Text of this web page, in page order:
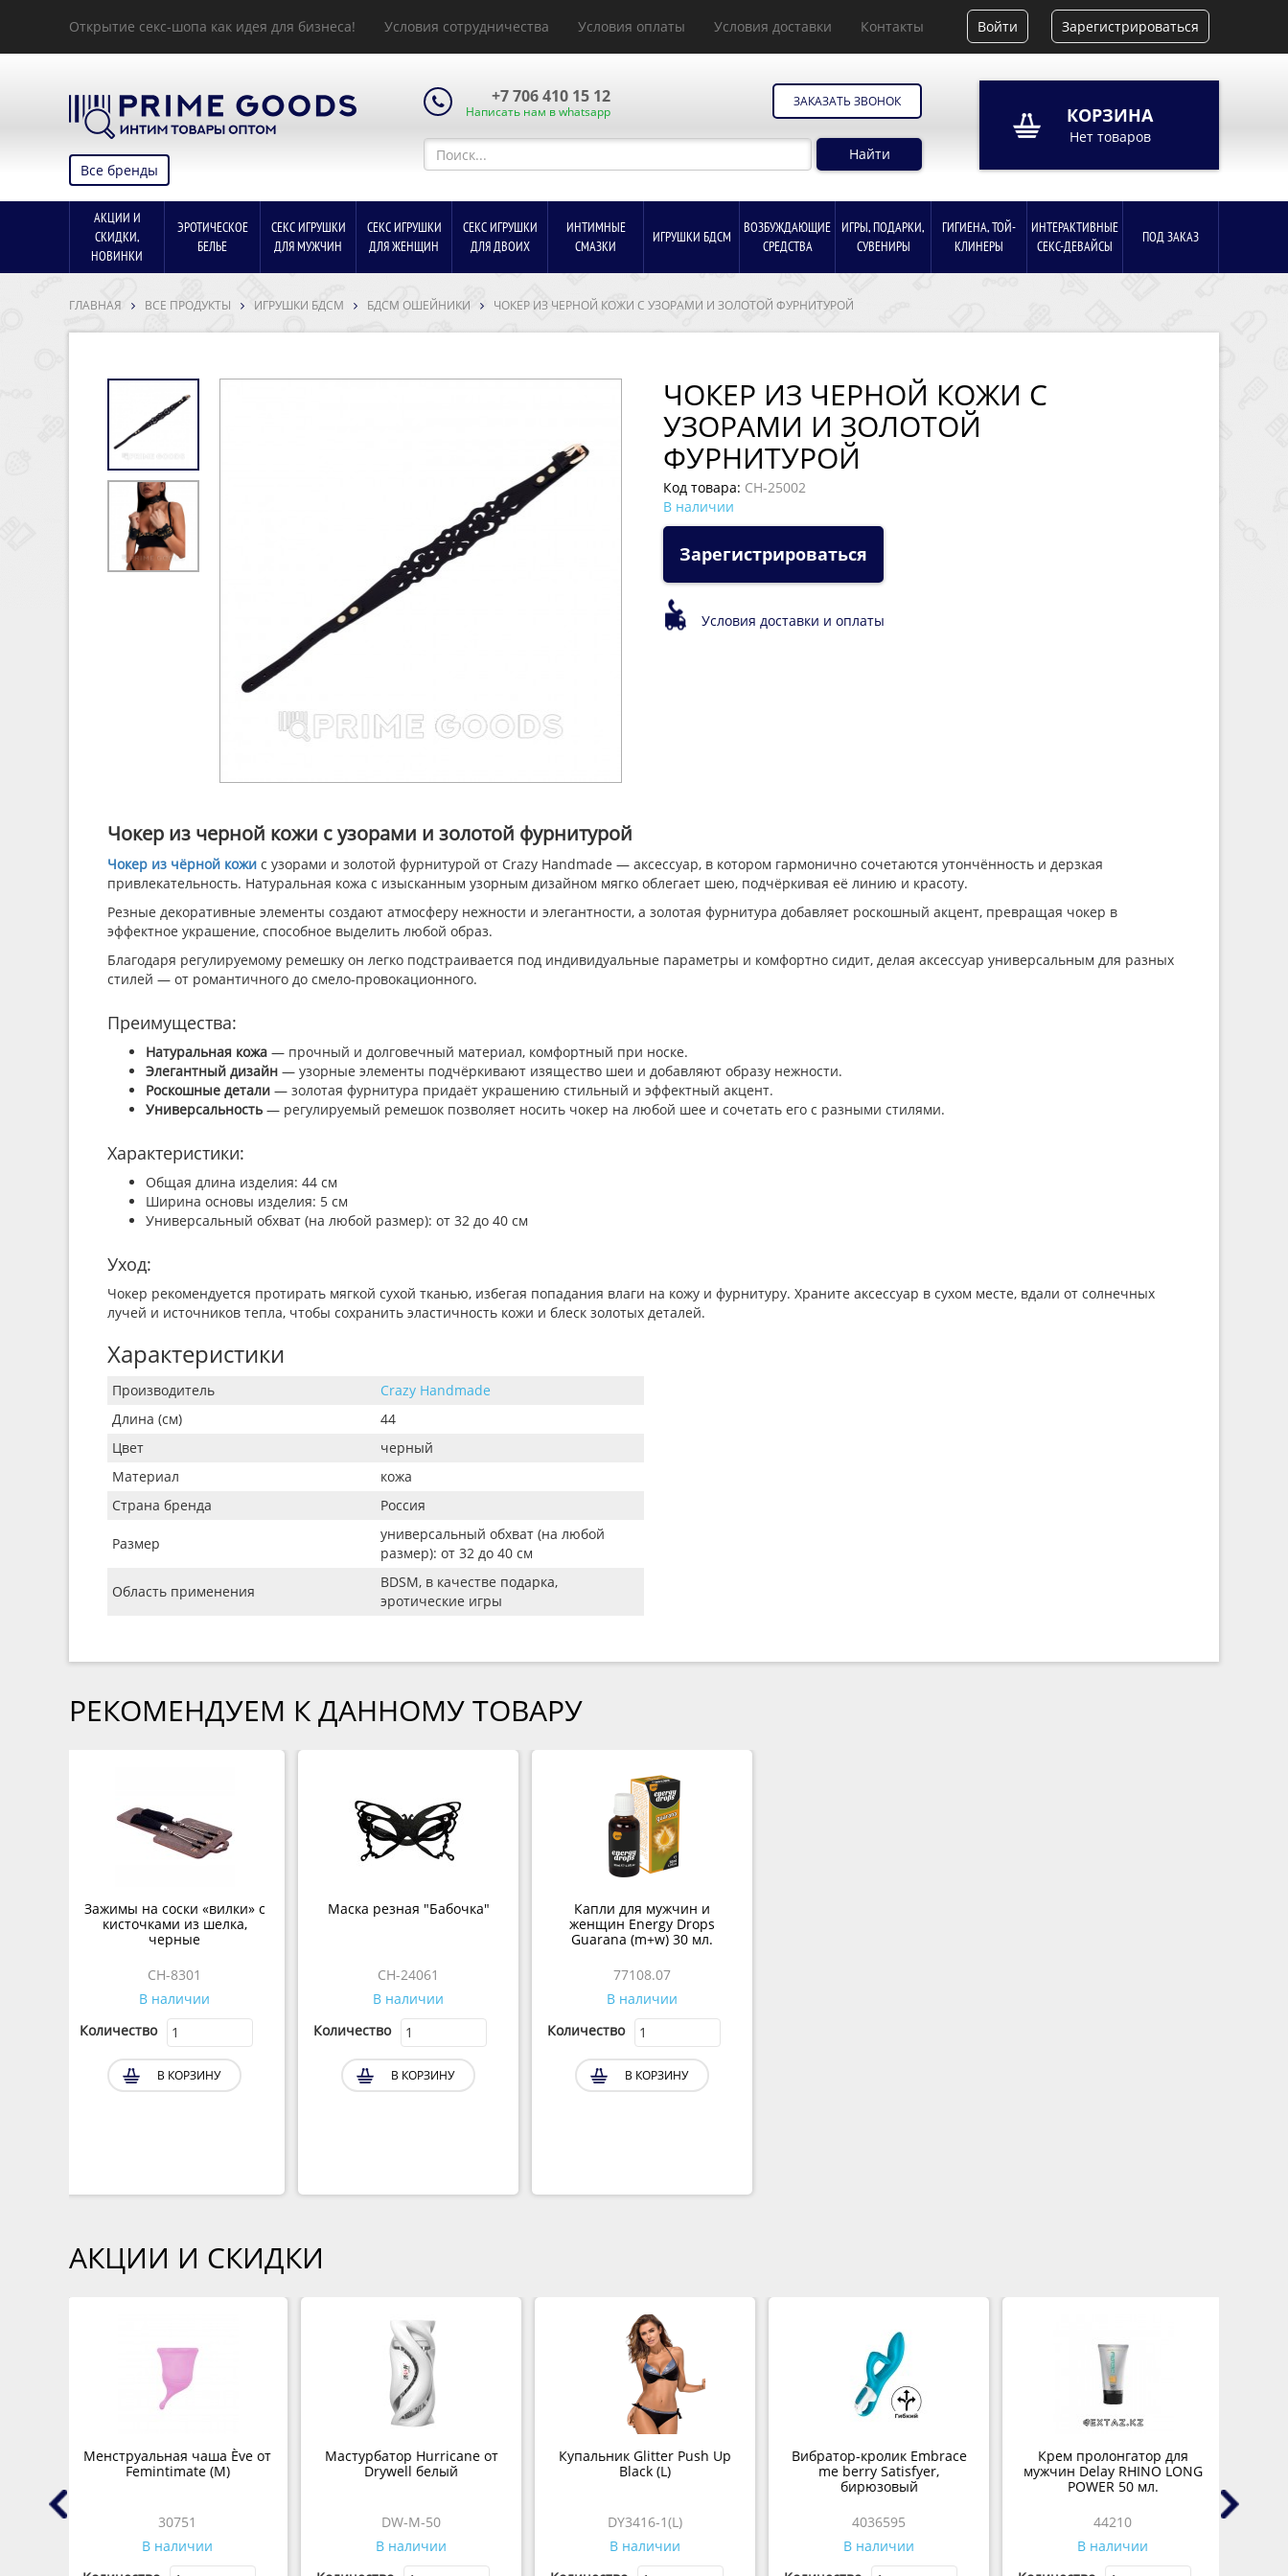
Открытие секс-шопа как идея для бизнеса! Условия сотрудничества Условия оплаты Условия доставки Контакты Войти Зарегистрироваться
Все бренды
+7 706 410 15 12
Написать нам в whatsapp
ЗАКАЗАТЬ ЗВОНОК
Найти
КОРЗИНА
Нет товаров
АКЦИИ И
СКИДКИ,
НОВИНКИ
ЭРОТИЧЕСКОЕ
БЕЛЬЕ
СЕКС ИГРУШКИ
ДЛЯ МУЖЧИН
СЕКС ИГРУШКИ
ДЛЯ ЖЕНЩИН
СЕКС ИГРУШКИ
ДЛЯ ДВОИХ
ИНТИМНЫЕ
СМАЗКИ
ИГРУШКИ БДСМ
ВОЗБУЖДАЮЩИЕ
СРЕДСТВА
ИГРЫ, ПОДАРКИ,
СУВЕНИРЫ
ГИГИЕНА, ТОЙ-
КЛИНЕРЫ
ИНТЕРАКТИВНЫЕ
СЕКС-ДЕВАЙСЫ
ПОД ЗАКАЗ
ГЛАВНАЯ ВСЕ ПРОДУКТЫ ИГРУШКИ БДСМ БДСМ ОШЕЙНИКИ ЧОКЕР ИЗ ЧЕРНОЙ КОЖИ С УЗОРАМИ И ЗОЛОТОЙ ФУРНИТУРОЙ
ЧОКЕР ИЗ ЧЕРНОЙ КОЖИ С
УЗОРАМИ И ЗОЛОТОЙ
ФУРНИТУРОЙ
Код товара: CH-25002
В наличии
Зарегистрироваться
Условия доставки и оплаты
Чокер из черной кожи с узорами и золотой фурнитурой
Чокер из чёрной кожи с узорами и золотой фурнитурой от Сrazy Handmade — аксессуар, в котором гармонично сочетаются утончённость и дерзкая
привлекательность. Натуральная кожа с изысканным узорным дизайном мягко облегает шею, подчёркивая её линию и красоту.
Резные декоративные элементы создают атмосферу нежности и элегантности, а золотая фурнитура добавляет роскошный акцент, превращая чокер в
эффектное украшение, способное выделить любой образ.
Благодаря регулируемому ремешку он легко подстраивается под индивидуальные параметры и комфортно сидит, делая аксессуар универсальным для разных
стилей — от романтичного до смело-провокационного.
Преимущества:
Натуральная кожа — прочный и долговечный материал, комфортный при носке.
Элегантный дизайн — узорные элементы подчёркивают изящество шеи и добавляют образу нежности.
Роскошные детали — золотая фурнитура придаёт украшению стильный и эффектный акцент.
Универсальность — регулируемый ремешок позволяет носить чокер на любой шее и сочетать его с разными стилями.
Характеристики:
Общая длина изделия: 44 см
Ширина основы изделия: 5 см
Универсальный обхват (на любой размер): от 32 до 40 см
Уход:
Чокер рекомендуется протирать мягкой сухой тканью, избегая попадания влаги на кожу и фурнитуру. Храните аксессуар в сухом месте, вдали от солнечных
лучей и источников тепла, чтобы сохранить эластичность кожи и блеск золотых деталей.
Характеристики
Производитель
Crazy Handmade
Длина (см)
44
Цвет
черный
Материал
кожа
Страна бренда
Россия
Размер
универсальный обхват (на любой
размер): от 32 до 40 см
Область применения
BDSM, в качестве подарка,
эротические игры
РЕКОМЕНДУЕМ К ДАННОМУ ТОВАРУ
Зажимы на соски «вилки» с
кисточками из шелка,
черные
CH-8301
В наличии
Количество
В КОРЗИНУ
Маска резная "Бабочка"
CH-24061
В наличии
Количество
В КОРЗИНУ
Капли для мужчин и
женщин Energy Drops
Guarana (m+w) 30 мл.
77108.07
В наличии
Количество
В КОРЗИНУ
АКЦИИ И СКИДКИ
Менструальная чаша Ève от
Femintimate (M)
30751
В наличии
Мастурбатор Hurricane от
Drywell белый
DW-M-50
В наличии
Купальник Glitter Push Up
Black (L)
DY3416-1(L)
В наличии
Вибратор-кролик Embrace
me berry Satisfyer,
бирюзовый
4036595
В наличии
Крем пролонгатор для
мужчин Delay RHINO LONG
POWER 50 мл.
44210
В наличии